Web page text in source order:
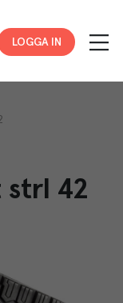
LOGGA IN
strl 42